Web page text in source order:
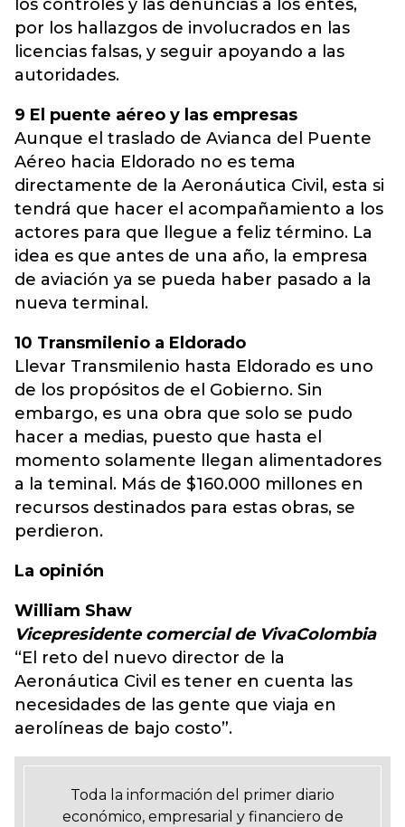
los controles y las denuncias a los entes,
por los hallazgos de involucrados en las
licencias falsas, y seguir apoyando a las
autoridades.
9 El puente aéreo y las empresas
Aunque el traslado de Avianca del Puente
Aéreo hacia Eldorado no es tema
directamente de la Aeronáutica Civil, esta si
tendrá que hacer el acompañamiento a los
actores para que llegue a feliz término. La
idea es que antes de una año, la empresa
de aviación ya se pueda haber pasado a la
nueva terminal.
10 Transmilenio a Eldorado
Llevar Transmilenio hasta Eldorado es uno
de los propósitos de el Gobierno. Sin
embargo, es una obra que solo se pudo
hacer a medias, puesto que hasta el
momento solamente llegan alimentadores
a la teminal. Más de $160.000 millones en
recursos destinados para estas obras, se
perdieron.
La opinión
William Shaw
Vicepresidente comercial de VivaColombia
“El reto del nuevo director de la
Aeronáutica Civil es tener en cuenta las
necesidades de las gente que viaja en
aerolíneas de bajo costo”.
Toda la información del primer diario
económico, empresarial y financiero de